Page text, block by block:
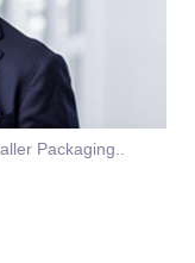
Packaging..